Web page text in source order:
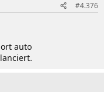
#4.376
auto